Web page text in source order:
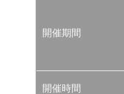
開催期間
開催時間